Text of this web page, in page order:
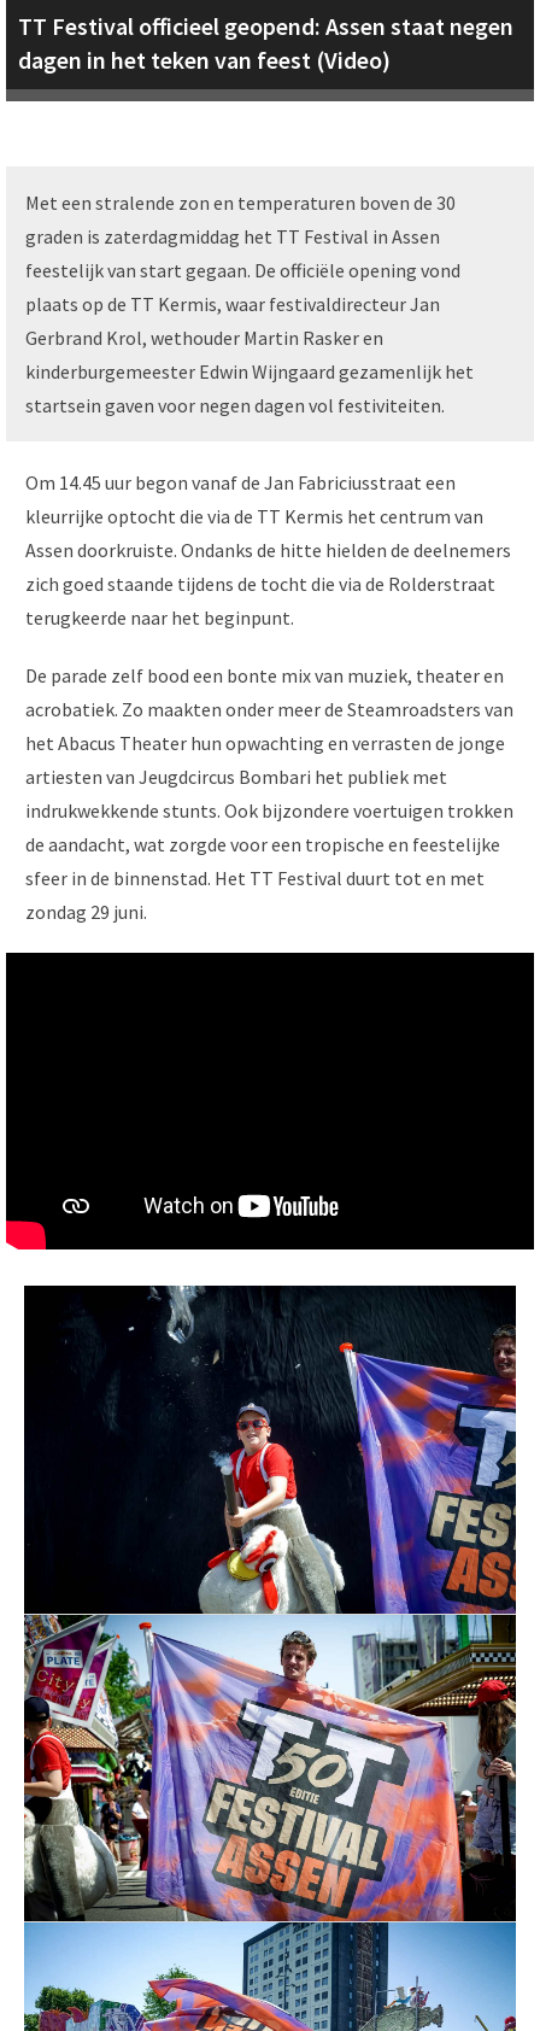
TT Festival officieel geopend: Assen staat negen
dagen in het teken van feest (Video)
Met een stralende zon en temperaturen boven de 30
graden is zaterdagmiddag het TT Festival in Assen
feestelijk van start gegaan. De officiële opening vond
plaats op de TT Kermis, waar festivaldirecteur Jan
Gerbrand Krol, wethouder Martin Rasker en
kinderburgemeester Edwin Wijngaard gezamenlijk het
startsein gaven voor negen dagen vol festiviteiten.
Om 14.45 uur begon vanaf de Jan Fabriciusstraat een
kleurrijke optocht die via de TT Kermis het centrum van
Assen doorkruiste. Ondanks de hitte hielden de deelnemers
zich goed staande tijdens de tocht die via de Rolderstraat
terugkeerde naar het beginpunt.
De parade zelf bood een bonte mix van muziek, theater en
acrobatiek. Zo maakten onder meer de Steamroadsters van
het Abacus Theater hun opwachting en verrasten de jonge
artiesten van Jeugdcircus Bombari het publiek met
indrukwekkende stunts. Ook bijzondere voertuigen trokken
de aandacht, wat zorgde voor een tropische en feestelijke
sfeer in de binnenstad. Het TT Festival duurt tot en met
zondag 29 juni.